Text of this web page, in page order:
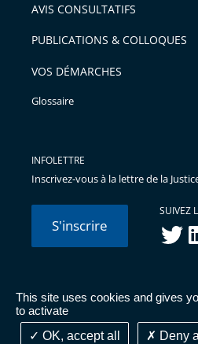
This site uses cookies and gives
to activate
OK, accept all
Deny
avant
AVIS CONSULTATIFS
PUBLICATIONS & COLLOQUES
VOS DÉMARCHES
Glossaire
INFOLETTRE
Inscrivez-vous à la lettre de la
S'inscrire
SUIVEZ
© Conseil d'État 2026 - Mentions
personnelles-Publications
partiellement conforme